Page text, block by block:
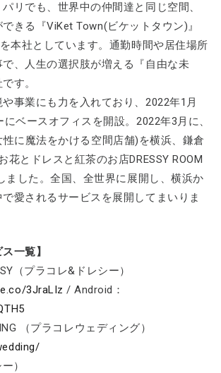
リでも、世界中の仲間達と同じ空間、
きる『ViKet Town(ビケットタウン)』
本社としています。通勤時間や居住場所
、人生の選択肢が増える『自由な未
す。
事業にも力を入れており、2022年1月
ベースオフィスを開設。2022年3月に、
性に魔法をかける空間店舗)を横浜、鎌倉
花とドレスと紅茶のお店DRESSY ROOM
ました。全国、全世界に展開し、横浜か
愛されるサービスを展開してまいりま
一覧】
（プラコレ&ドレシー）
3JraLIz / Android：
（プラコレウェディング）
）